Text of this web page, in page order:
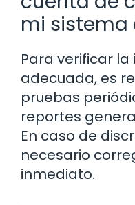
mi sistema
Para verificar
adecuada, es
pruebas
reportes
En caso de
necesario
inmediato.